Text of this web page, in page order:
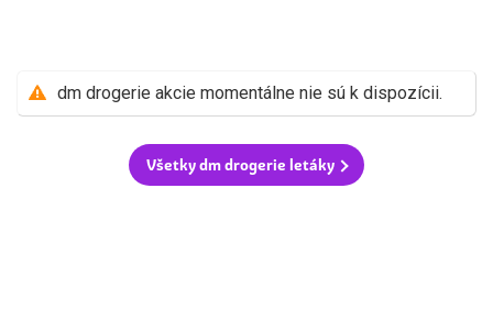
dm drogerie akcie momentálne nie sú k dispozícii.
Všetky dm drogerie letáky